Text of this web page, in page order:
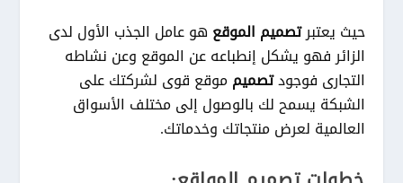
حيث يعتبرتصميم الموقع هو عامل الجذب الأول لدى
الزائر فهو يشكل إنطباعه عن الموقع وعن نشاطه
التجارى فوجودتصميمموقع قوى لشركتك على
الشبكة يسمح لك بالوصول إلى مختلف الأسواق
العالمية لعرض منتجاتك وخدماتك.